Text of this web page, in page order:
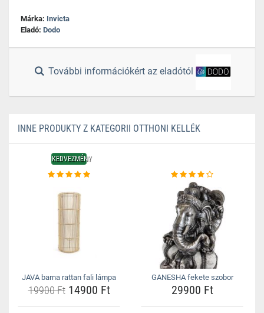
Márka: Invicta
Eladó: Dodo
További információkért az eladótól
INNE PRODUKTY Z KATEGORII OTTHONI KELLÉK
KEDVEZMÉNY
JAVA barna rattan fali lámpa
19900 Ft14900 Ft
GANESHA fekete szobor
29900 Ft